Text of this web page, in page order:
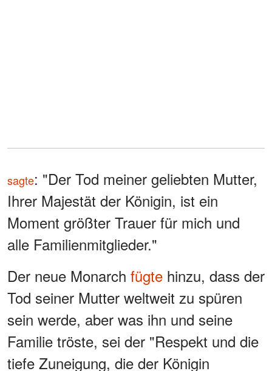
sagte: "Der Tod meiner geliebten Mutter,
Ihrer Majestät der Königin, ist ein
Moment größter Trauer für mich und
alle Familienmitglieder."
Der neue Monarch fügte hinzu, dass der
Tod seiner Mutter weltweit zu spüren
sein werde, aber was ihn und seine
Familie tröste, sei der "Respekt und die
tiefe Zuneigung, die der Königin